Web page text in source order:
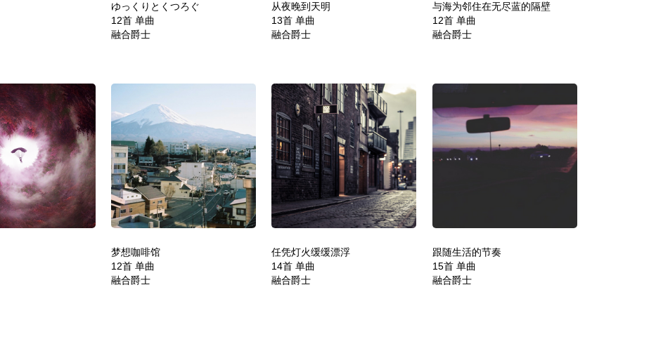
ゆっくりとくつろぐ
12首 单曲
融合爵士
从夜晚到天明
13首 单曲
融合爵士
与海为邻住在无尽蓝的隔壁
12首 单曲
融合爵士
梦想咖啡馆
12首 单曲
融合爵士
任凭灯火缓缓漂浮
14首 单曲
融合爵士
跟随生活的节奏
15首 单曲
融合爵士